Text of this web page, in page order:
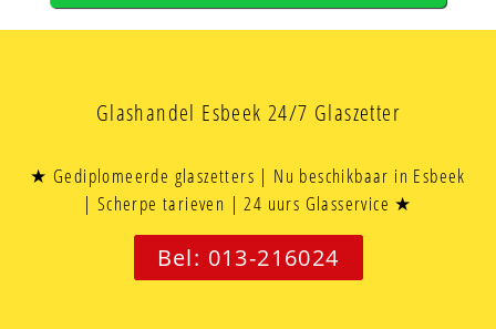
Glashandel Esbeek 24/7 Glaszetter
★ Gediplomeerde glaszetters | Nu beschikbaar in Esbeek
| Scherpe tarieven | 24 uurs Glasservice ★
Bel: 013-216024